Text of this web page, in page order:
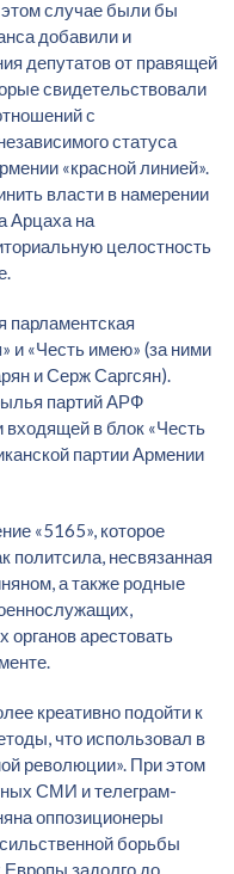
случае были бы
добавили и
депутатов от правящей
свидетельствовали
с
статуса
«красной линией».
власти в намерении
Арцаха на
целостность
парламентская
и «Честь имею» (за ними
и Серж Саргсян).
партий АРФ
в блок «Честь
партии Армении
«5165», которое
политсила, несвязанная
а также родные
арестовать
креативно подойти к
что использовал в
революции». При этом
СМИ и телеграм-
оппозиционеры
борьбы
Европы задолго до